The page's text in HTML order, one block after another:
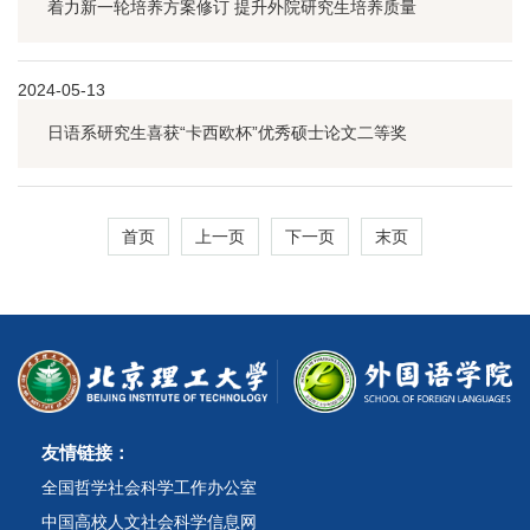
着力新一轮培养方案修订 提升外院研究生培养质量
2024-05-13
日语系研究生喜获“卡西欧杯”优秀硕士论文二等奖
首页 上一页 下一页 末页
友情链接：
全国哲学社会科学工作办公室
中国高校人文社会科学信息网